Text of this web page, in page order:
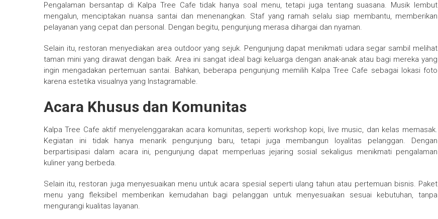
Pengalaman bersantap di Kalpa Tree Cafe tidak hanya soal menu, tetapi juga tentang suasana. Musik lembut
mengalun, menciptakan nuansa santai dan menenangkan. Staf yang ramah selalu siap membantu, memberikan
pelayanan yang cepat dan personal. Dengan begitu, pengunjung merasa dihargai dan nyaman.
Selain itu, restoran menyediakan area outdoor yang sejuk. Pengunjung dapat menikmati udara segar sambil melihat
taman mini yang dirawat dengan baik. Area ini sangat ideal bagi keluarga dengan anak-anak atau bagi mereka yang
ingin mengadakan pertemuan santai. Bahkan, beberapa pengunjung memilih Kalpa Tree Cafe sebagai lokasi foto
karena estetika visualnya yang Instagramable.
Acara Khusus dan Komunitas
Kalpa Tree Cafe aktif menyelenggarakan acara komunitas, seperti workshop kopi, live music, dan kelas memasak.
Kegiatan ini tidak hanya menarik pengunjung baru, tetapi juga membangun loyalitas pelanggan. Dengan
berpartisipasi dalam acara ini, pengunjung dapat memperluas jejaring sosial sekaligus menikmati pengalaman
kuliner yang berbeda.
Selain itu, restoran juga menyesuaikan menu untuk acara spesial seperti ulang tahun atau pertemuan bisnis. Paket
menu yang fleksibel memberikan kemudahan bagi pelanggan untuk menyesuaikan sesuai kebutuhan, tanpa
mengurangi kualitas layanan.